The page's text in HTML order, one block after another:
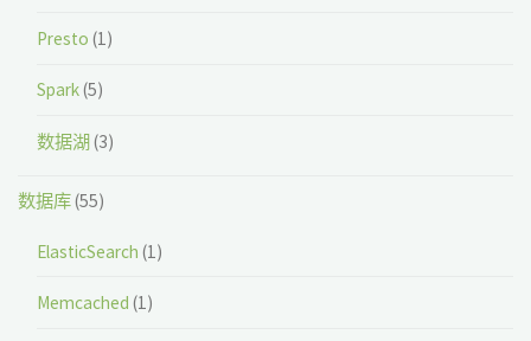
Presto (1)
Spark(5)
数据湖(3)
数据库(55)
ElasticSearch (1)
Memcached (1)